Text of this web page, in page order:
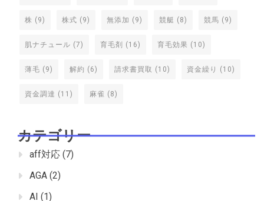
株 (9) 株式 (9) 無添加 (9) 競艇 (8) 競馬 (9)
肌ナチュール (7) 育毛剤 (16) 育毛効果 (10)
薄毛 (9) 解約 (6) 請求書買取 (10) 資金繰り (10)
資金調達 (11) 麻雀 (8)
カテゴリー
aff対応 (7)
AGA (2)
AI (1)